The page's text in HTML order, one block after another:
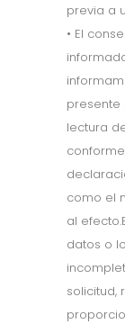
previa a
• El
presente
lectura
como el
al
datos o
solicitud,